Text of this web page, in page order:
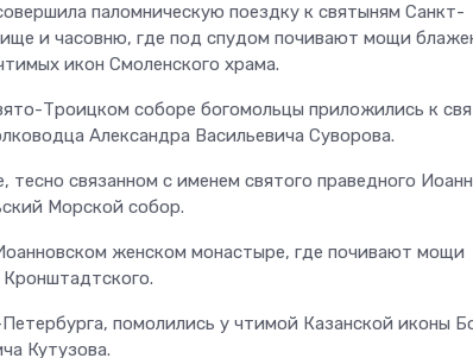
паломническую поездку к святыням Санкт-
и часовню, где под спудом почивают мощи
икон Смоленского храма.
Троицком соборе богомольцы приложились к
Александра Васильевича Суворова.
связанном с именем святого праведного
Морской собор.
женском монастыре, где почивают мощи
помолились у чтимой Казанской иконы
Кутузова.